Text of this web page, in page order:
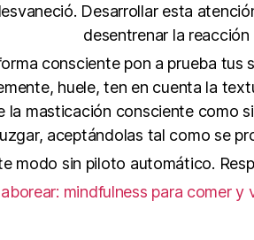
Desarrollar esta
desentrenar la reacción
consciente pon a prueba
huele, ten en cuenta la
la masticación consciente como
aceptándolas tal como se
modo sin piloto automático.
mindfulness para comer y